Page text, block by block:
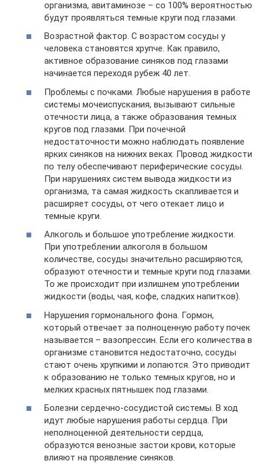
организма, авитаминозе – со 100% вероятностью
будут проявляться темные круги под глазами.
Возрастной фактор. С возрастом сосуды у
человека становятся хрупче. Как правило,
активное образование синяков под глазами
начинается переходя рубеж 40 лет.
Проблемы с почками. Любые нарушения в работе
системы мочеиспускания, вызывают сильные
отечности лица, а также образования темных
кругов под глазами. При почечной
недостаточности можно наблюдать появление
ярких синяков на нижних веках. Провод жидкости
по телу обеспечивают периферические сосуды.
При нарушениях систем вывода жидкости из
организма, та самая жидкость скапливается и
расширяет сосуды, от чего отекает лицо и
темные круги.
Алкоголь и большое употребление жидкости.
При употреблении алкоголя в большом
количестве, сосуды значительно расширяются,
образуют отечности и темные круги под глазами.
То же происходит при излишнем употреблении
жидкости (воды, чая, кофе, сладких напитков).
Нарушения гормонального фона. Гормон,
который отвечает за полноценную работу почек
называется – вазопрессин. Если его количества в
организме становится недостаточно, сосуды
стают очень хрупкими и лопаются. Это приводит
к образованию не только темных кругов, но и
мелких красных пятнышек под глазами.
Болезни сердечно-сосудистой системы. В ход
идут любые нарушения работы сердца. При
неполноценной деятельности сердца,
образуются венозные застои крови, которые
влияют на проявление синяков.